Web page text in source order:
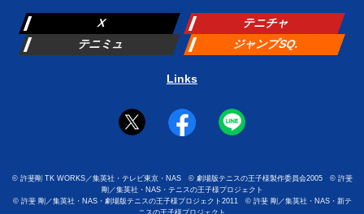
X
テニチャ
テニミュ
ジャンプSQ.
Links
©許斐剛 TK WORKS／集英社・テレビ東京・NAS ©劇場版テニスの王子様製作委員会2005 ©許斐
剛／集英社・NAS・テニスの王子様プロジェクト
©許斐 剛／集英社・NAS・劇場版テニスの王子様プロジェクト2011 ©許斐 剛／集英社・NAS・新テ
ニスの王子様プロジェクト